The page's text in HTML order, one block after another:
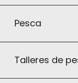
Pesca
Talleres de